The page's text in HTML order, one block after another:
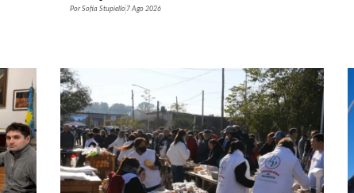
Por Sofía Stupiello 7 Ago 2026